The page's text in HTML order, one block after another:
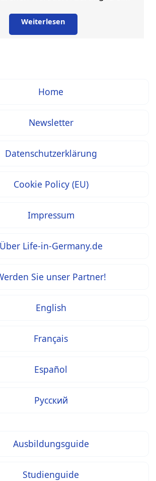
Weiterlesen
Home
Newsletter
Datenschutzerklärung
Cookie Policy (EU)
Impressum
Über Life-in-Germany.de
Sie unser Partner!
English
Français
Español
Русский
Ausbildungsguide
Studienguide